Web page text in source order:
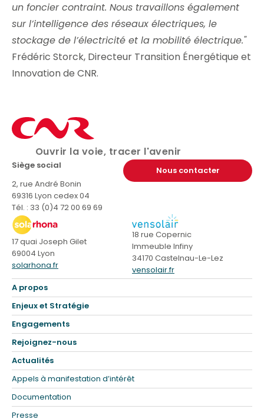
un foncier contraint. Nous travaillons également
sur l’intelligence des réseaux électriques, le
stockage de l’électricité et la mobilité électrique."
Frédéric Storck, Directeur Transition Énergétique et
Innovation de CNR.
Ouvrir la voie, tracer l'avenir
Siège social
2, rue André Bonin
69316 Lyon cedex 04
Tél. : 33 (0)4 72 00 69 69
Nous contacter
17 quai Joseph Gilet
69004 Lyon
solarhona.fr
18 rue Copernic
Immeuble Infiny
34170 Castelnau-Le-Lez
vensolair.fr
A propos
Enjeux et Stratégie
Engagements
Rejoignez-nous
Actualités
Appels à manifestation d’intérêt
Documentation
Presse